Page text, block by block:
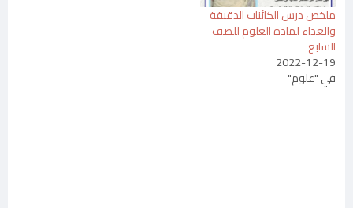
ملخص درس الكائنات الدقيقة
والغذاء لمادة العلوم للصف
السابع
2022-12-19
في "علوم"